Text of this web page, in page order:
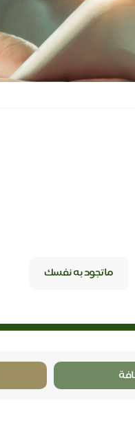
ماتجود به نفسك